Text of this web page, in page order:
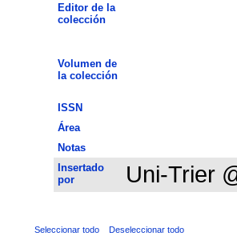
Editor de la
colección
Volumen de
la colección
ISSN
Área
Notas
Insertado
por
Uni-Trier
Seleccionar todo Deseleccionar todo